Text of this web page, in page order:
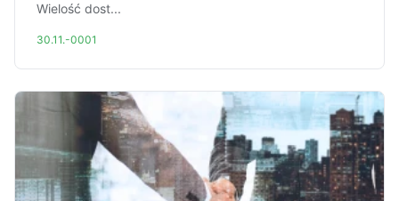
Wielość dost...
30.11.-0001